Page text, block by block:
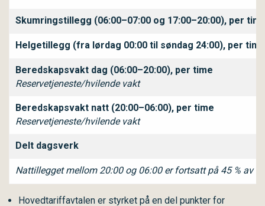
Skumringstillegg (06:00–07:00 og 17:00–20:00), per
Helgetillegg (fra lørdag 00:00 til søndag 24:00), per time
Beredskapsvakt dag (06:00–20:00), per time
Reservetjeneste/hvilende vakt
Beredskapsvakt natt (20:00–06:00), per time
Reservetjeneste/hvilende vakt
Delt dagsverk
Nattillegget mellom 20:00 og 06:00 er fortsatt på 45 % av
Hovedtariffavtalen er styrket på en del punkter for